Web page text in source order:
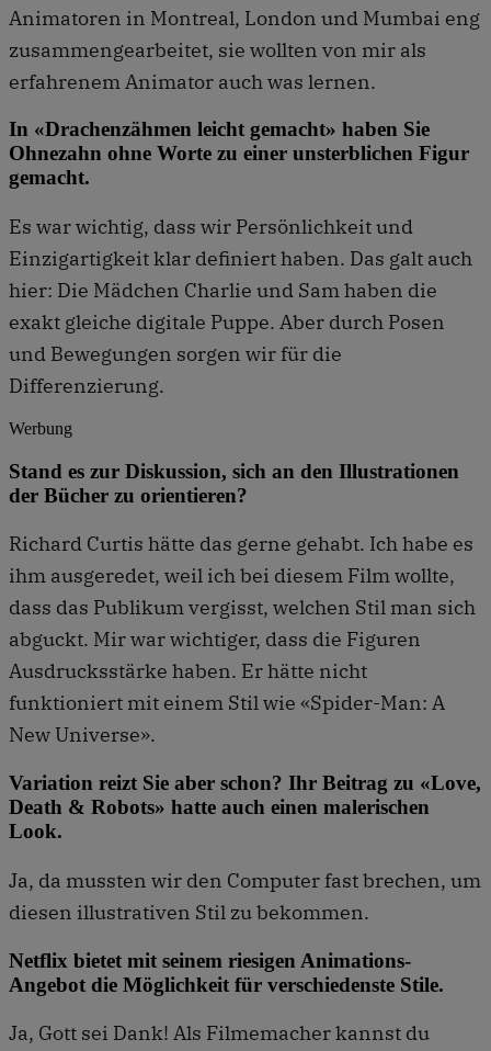
Animatoren in Montreal, London und Mumbai eng
zusammengearbeitet, sie wollten von mir als
erfahrenem Animator auch was lernen.
In «Drachenzähmen leicht gemacht» haben Sie
Ohnezahn ohne Worte zu einer unsterblichen Figur
gemacht.
Es war wichtig, dass wir Persönlichkeit und
Einzigartigkeit klar definiert haben. Das galt auch
hier: Die Mädchen Charlie und Sam haben die
exakt gleiche digitale Puppe. Aber durch Posen
und Bewegungen sorgen wir für die
Differenzierung.
Werbung
Stand es zur Diskussion, sich an den Illustrationen
der Bücher zu orientieren?
Richard Curtis hätte das gerne gehabt. Ich habe es
ihm ausgeredet, weil ich bei diesem Film wollte,
dass das Publikum vergisst, welchen Stil man sich
abguckt. Mir war wichtiger, dass die Figuren
Ausdrucksstärke haben. Er hätte nicht
funktioniert mit einem Stil wie «Spider-Man: A
New Universe».
Variation reizt Sie aber schon? Ihr Beitrag zu «Love,
Death & Robots» hatte auch einen malerischen
Look.
Ja, da mussten wir den Computer fast brechen, um
diesen illustrativen Stil zu bekommen.
Netflix bietet mit seinem riesigen Animations-
Angebot die Möglichkeit für verschiedenste Stile.
Ja, Gott sei Dank! Als Filmemacher kannst du